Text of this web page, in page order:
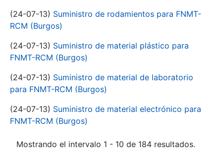
(24-07-13) Suministro de rodamientos para FNMT-
RCM (Burgos)
(24-07-13) Suministro de material plástico para
FNMT-RCM (Burgos)
(24-07-13) Suministro de material de laboratorio
para FNMT-RCM (Burgos)
(24-07-13) Suministro de material electrónico para
FNMT-RCM (Burgos)
Mostrando el intervalo 1 - 10 de 184 resultados.